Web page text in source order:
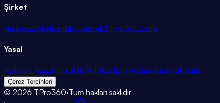
Şirket
HakkımızdaİletişimBlogdestek@tpro360.com
Yasal
Kullanım KoşullarıGizlilik Politikasıİptal ve İadeMesafeli Satış
Çerez Tercihleri
© 2026 TPro360·Tüm hakları saklıdır